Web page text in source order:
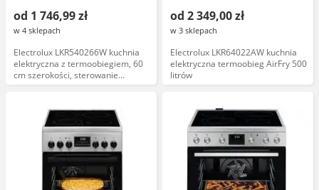
od 1 746,99 zł
w 4 sklepach
Electrolux LKR540266W kuchnia
elektryczna z termoobiegiem, 60
cm szerokości, sterowanie
elektroniczne, funkcja grill, klasa
od 2 349,00 zł
w 3 sklepach
Electrolux LKR64022AW kuchnia
elektryczna termoobieg AirFry 500
litrów